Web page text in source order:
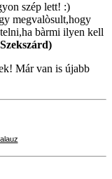
szép lett! :)
megvalòsult,hogy
bàrmi ilyen kell
Már van is újabb